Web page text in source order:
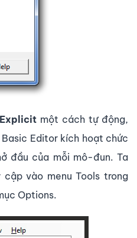
một cách tự động,
Editor kích hoạt chức
đầu của mỗi mô-đun. Ta
vào menu Tools trong
Options.